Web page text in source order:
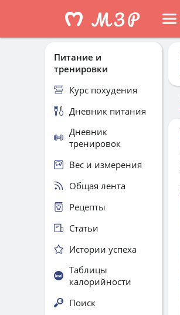
Питание и
тренировки
Курс похудения
Дневник питания
Дневник
тренировок
Вес и измерения
Общая лента
Рецепты
Статьи
Истории успеха
Таблицы
калорийности
Поиск